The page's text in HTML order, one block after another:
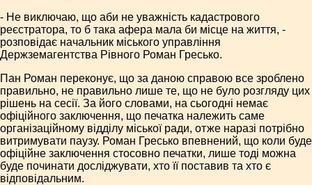
- Не виключаю, що аби не уважність кадастрового
реєстратора, то б така афера мала би місце на життя, -
розповідає начальник міського управління
Держземагентства Рівного Роман Гресько.
Пан Роман переконує, що за даною справою все зроблено
правильно, не правильно лише те, що не було розгляду цих
рішень на сесії. За його словами, на сьогодні немає
офіційного заключення, що печатка належить саме
організаційному відділу міської ради, отже наразі потрібно
витримувати паузу. Роман Гресько впевнений, що коли буде
офіційне заключення стосовно печатки, лише тоді можна
буде починати досліджувати, хто її поставив та хто є
відповідальним.